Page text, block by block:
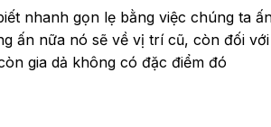
nhanh gọn lẹ bằng việc chúng ta
ấn nữa nó sẽ về vị trí cũ, còn đối
gia dả không có đặc điểm đó